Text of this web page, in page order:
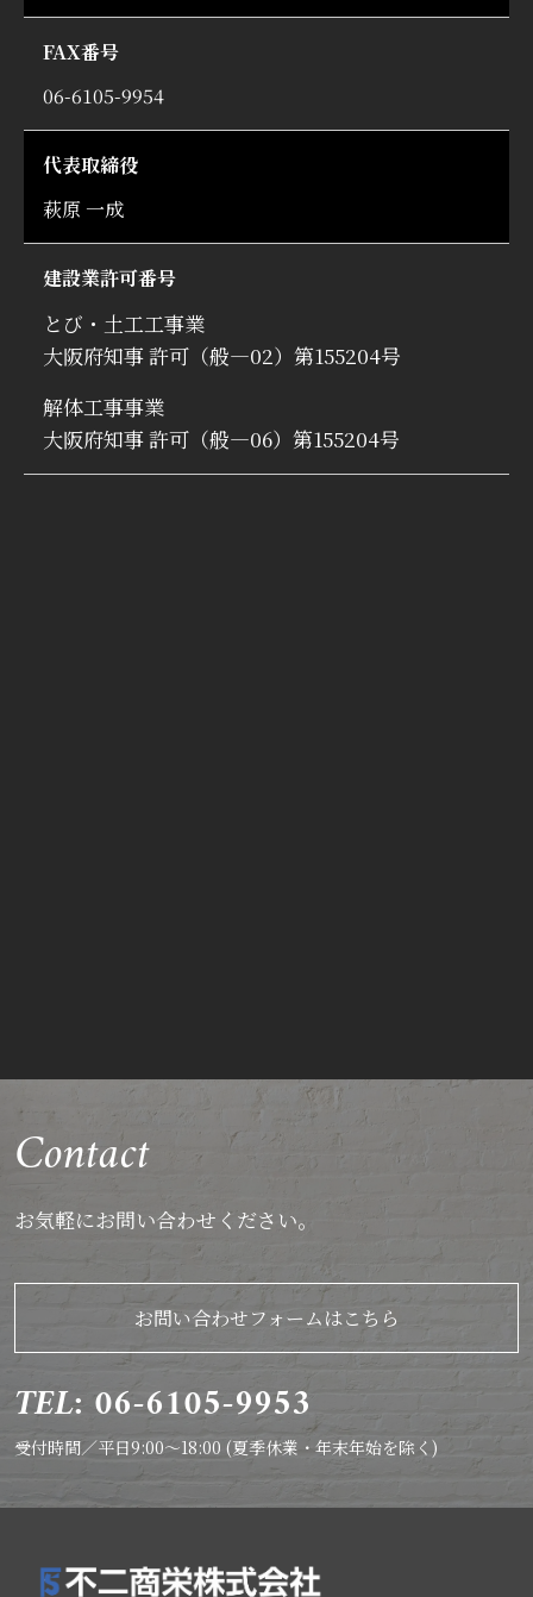
FAX番号
06-6105-9954
代表取締役
萩原 一成
建設業許可番号
とび・土工工事業
大阪府知事 許可（般―02）第155204号
解体工事事業
大阪府知事 許可（般―06）第155204号
Contact
お気軽にお問い合わせください。
お問い合わせフォームはこちら
TEL: 06-6105-9953
受付時間／平日9:00～18:00 (夏季休業・年末年始を除く)